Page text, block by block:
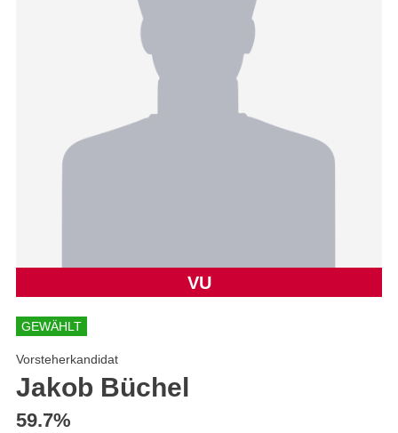
VU
GEWÄHLT
Vorsteherkandidat
Jakob Büchel
59.7%